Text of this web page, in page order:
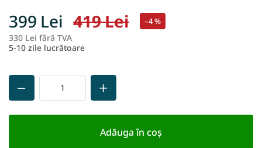
419 Lei –4 %
399 Lei
330 Lei fără TVA
5-10 zile lucrătoare
Adăuga în coş